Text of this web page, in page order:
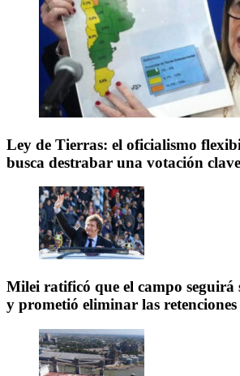
Ley de Tierras: el oficialismo
busca destrabar una votación
Milei ratificó que el campo
y prometió eliminar las retenciones